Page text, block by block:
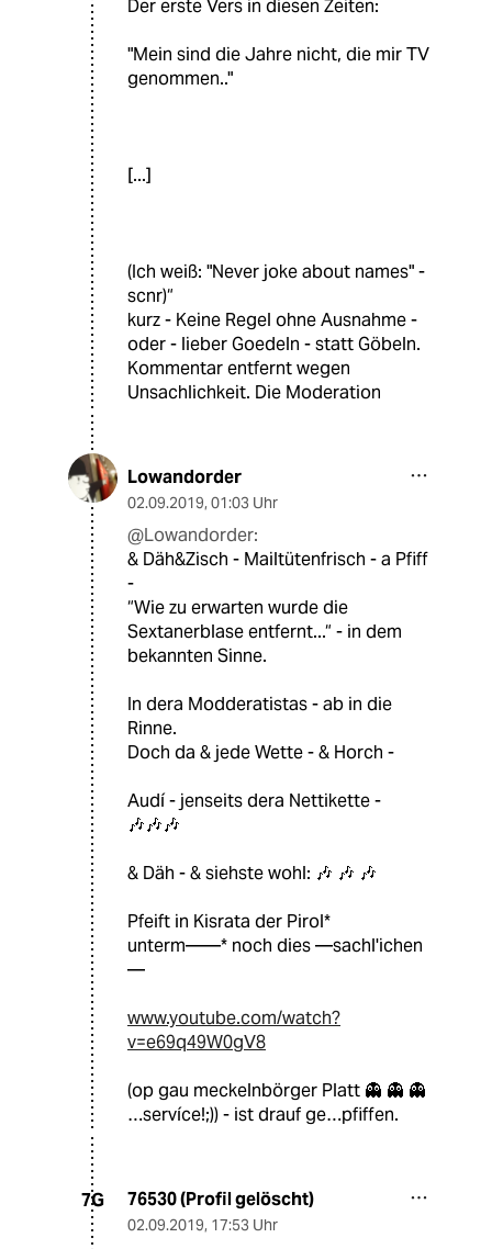
Der erste Vers in diesen Zeiten:
"Mein sind die Jahre nicht, die mir TV
genommen.."
[...]
(Ich weiß: "Never joke about names" -
scnr)“
kurz - Keine Regel ohne Ausnahme -
oder - lieber Goedeln - statt Göbeln.
Kommentar entfernt wegen
Unsachlichkeit. Die Moderation
Lowandorder
02.09.2019, 01:03 Uhr
@Lowandorder:
& Däh&Zisch - Mailtütenfrisch - a Pfiff
-
“Wie zu erwarten wurde die
Sextanerblase entfernt...“ - in dem
bekannten Sinne.
In dera Modderatistas - ab in die
Rinne.
Doch da & jede Wette - & Horch -
Audí - jenseits dera Nettikette -
🎶🎶🎶
& Däh - & siehste wohl: 🎶 🎶 🎶
Pfeift in Kisrata der Pirol*
unterm——* noch dies —sachl'ichen
—
www.youtube.com/watch?
v=e69q49W0gV8
(op gau meckelnbörger Platt 👻 👻 👻
…servíce!;)) - ist drauf ge…pfiffen.
7G 76530 (Profil gelöscht)
02.09.2019, 17:53 Uhr